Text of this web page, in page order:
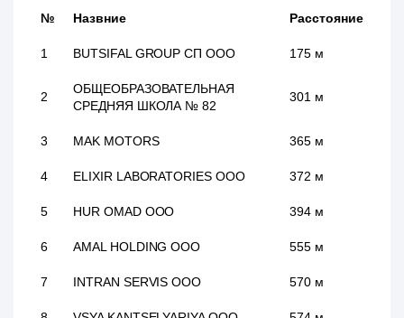
№ Назвние Расстояние
1 BUTSIFAL GROUP СП ООО 175 м
2
ОБЩЕОБРАЗОВАТЕЛЬНАЯ
СРЕДНЯЯ ШКОЛА № 82
301 м
3 MAK MOTORS 365 м
4 ELIXIR LABORATORIES ООО 372 м
5 HUR OMAD ООО 394 м
6 AMAL HOLDING ООО 555 м
7 INTRAN SERVIS ООО 570 м